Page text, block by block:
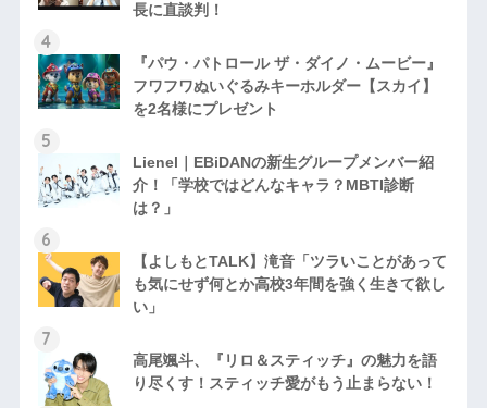
長に直談判！
『パウ・パトロール ザ・ダイノ・ムービー』
フワフワぬいぐるみキーホルダー【スカイ】
を2名様にプレゼント
Lienel｜EBiDANの新生グループメンバー紹
介！「学校ではどんなキャラ？MBTI診断
は？」
【よしもとTALK】滝音「ツラいことがあって
も気にせず何とか高校3年間を強く生きて欲し
い」
高尾颯斗、『リロ＆スティッチ』の魅力を語
り尽くす！スティッチ愛がもう止まらない！